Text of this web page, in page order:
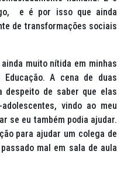
e é por isso que ainda
de transformações sociais
muito nítida em minhas
A cena de duas
despeito de saber que elas
vindo ao meu
se eu também podia ajudar.
para ajudar um colega de
mal em sala de aula